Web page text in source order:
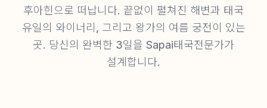
후아힌으로 떠납니다. 끝없이 펼쳐진 해변과 태국
유일의 와이너리, 그리고 왕가의 여름 궁전이 있는
곳. 당신의 완벽한 3일을 Sapai태국전문가가
설계합니다.